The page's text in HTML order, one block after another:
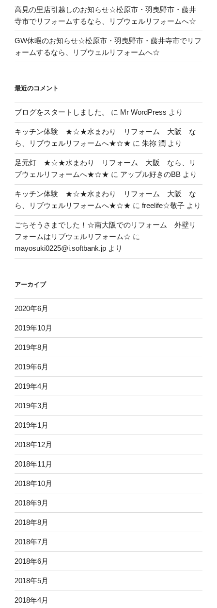
高見の里店引越しのお知らせ☆松原市・羽曳野市・藤井
寺市でリフォームするなら、リブウェルリフォームへ☆
GW休暇のお知らせ☆松原市・羽曳野市・藤井寺市でリフ
ォームするなら、リブウェルリフォームへ☆
最近のコメント
ブログをスタートしました。 に Mr WordPress より
キッチン体験 ★☆★水まわり リフォーム 大阪 な
ら、リブウェルリフォームへ★☆★ に 朱祢 潤 より
足元灯 ★☆★水まわり リフォーム 大阪 なら、リ
ブウェルリフォームへ★☆★ に アップル好きのBB より
キッチン体験 ★☆★水まわり リフォーム 大阪 な
ら、リブウェルリフォームへ★☆★ に freelife☆敬子 より
ごちそうさまでした！☆南大阪でのリフォーム 外壁リ
フォームはリブウェルリフォーム☆ に
mayosuki0225@i.softbank.jp より
アーカイブ
2020年6月
2019年10月
2019年8月
2019年6月
2019年4月
2019年3月
2019年1月
2018年12月
2018年11月
2018年10月
2018年9月
2018年8月
2018年7月
2018年6月
2018年5月
2018年4月